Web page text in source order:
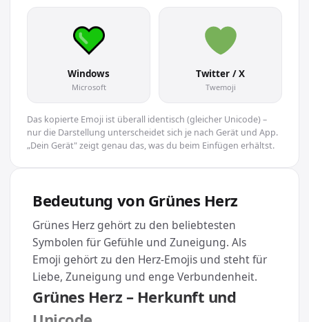
Windows
Microsoft
Twitter / X
Twemoji
Das kopierte Emoji ist überall identisch (gleicher Unicode) –
nur die Darstellung unterscheidet sich je nach Gerät und App.
„Dein Gerät" zeigt genau das, was du beim Einfügen erhältst.
Bedeutung von Grünes Herz
Grünes Herz gehört zu den beliebtesten
Symbolen für Gefühle und Zuneigung. Als
Emoji gehört zu den Herz-Emojis und steht für
Liebe, Zuneigung und enge Verbundenheit.
Grünes Herz – Herkunft und